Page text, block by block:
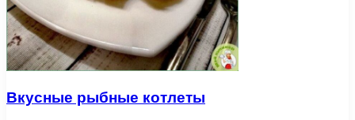
Вкусные рыбные котлеты